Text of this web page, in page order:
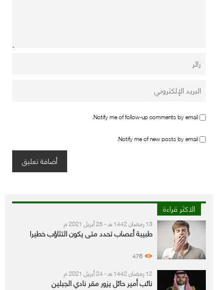
Notify me of follow-up comments by email.
Notify me of new posts by email.
الاكثر قراءة
13 رمضان 1442 هـ - 25 أبريل 2021 م
طبيبة أعصاب تحدد متى يكون التثاؤب خطيرا
476
12 رمضان 1442 هـ - 24 أبريل 2021 م
نائب أمير حائل يزور مقر نادي الجبلين